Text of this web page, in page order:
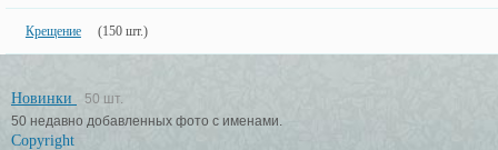
Крещение (150 шт.)
Новинки
50 шт.
50 недавно добавленных фото с именами.
Copyright